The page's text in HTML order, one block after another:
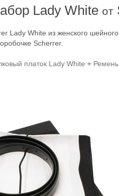
Lady White от
Lady White из женского
Scherrer.
платок Lady White +